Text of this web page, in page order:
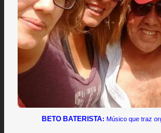
BETO BATERISTA: Músico que traz